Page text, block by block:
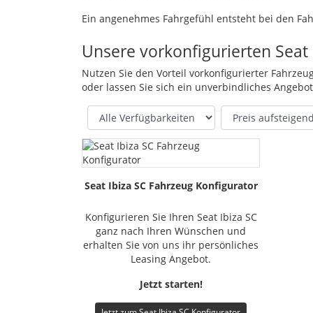
Ein angenehmes Fahrgefühl entsteht bei den
Sicherheit trägt außerdem dasLED-Tagfahrlicht
Gesteigert wird die Wertigkeit der
bestand.
den Color Packs, die an den Felgen Akzente
Frontgrillumrandung sind Farbbestimmungen
Lenkrad oder am Schalthebel deutlich wird,
Unsere vorkonfigurierten Seat
Nutzen Sie den Vorteil vorkonfigurierter
oder lassen Sie sich ein unverbindliches
Verfügbarkeit
Sortierung
Seat Ibiza SC Fahrzeug Konfigurator
Konfigurieren Sie Ihren Seat Ibiza SC
ganz nach Ihren Wünschen und
erhalten Sie von uns ihr persönliches
Leasing Angebot.
Jetzt starten!